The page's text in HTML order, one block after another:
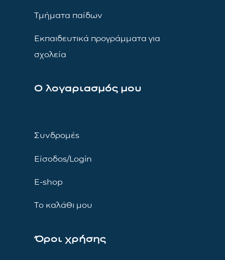
Τμήματα παίδων
Εκπαιδευτικά προγράμματα για
σχολεία
Ο λογαριασμός μου
Συνδρομές
Είσοδος/Login
E-shop
Το καλάθι μου
Όροι χρήσης